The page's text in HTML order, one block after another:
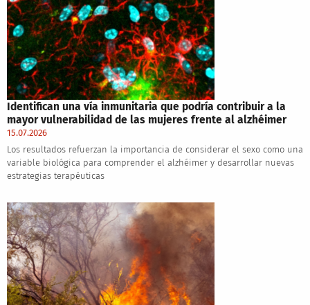
Identifican una vía inmunitaria que podría contribuir a la
mayor vulnerabilidad de las mujeres frente al alzhéimer
15.07.2026
Los resultados refuerzan la importancia de considerar el sexo como una
variable biológica para comprender el alzhéimer y desarrollar nuevas
estrategias terapéuticas